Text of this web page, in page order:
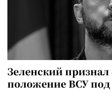
Зеленский
положение ВСУ под